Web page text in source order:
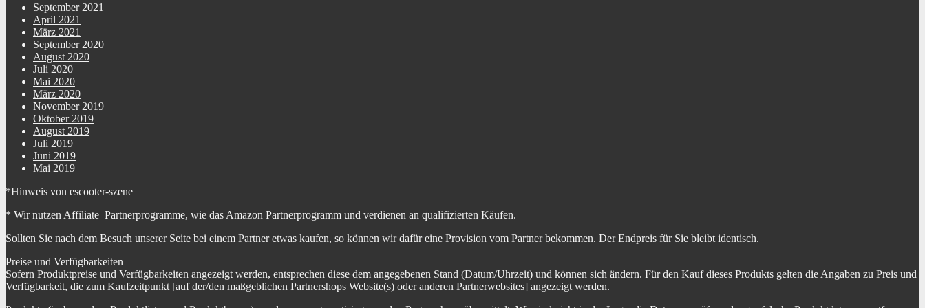
September 2021
April 2021
März 2021
September 2020
August 2020
Juli 2020
Mai 2020
März 2020
November 2019
Oktober 2019
August 2019
Juli 2019
Juni 2019
Mai 2019
*Hinweis von escooter-szene
* Wir nutzen Affiliate Partnerprogramme, wie das Amazon Partnerprogramm und verdienen an qualifizierten Käufen.
Sollten Sie nach dem Besuch unserer Seite bei einem Partner etwas kaufen, so können wir dafür eine Provision vom Partner bekommen. Der Endpreis für Sie bleibt identisch.
Preise und Verfügbarkeiten
Sofern Produktpreise und Verfügbarkeiten angezeigt werden, entsprechen diese dem angegebenen Stand (Datum/Uhrzeit) und können sich ändern. Für den Kauf dieses Produkts gelten die Angaben zu Preis und
Verfügbarkeit, die zum Kaufzeitpunkt [auf der/den maßgeblichen Partnershops Website(s) oder anderen Partnerwebsites] angezeigt werden.